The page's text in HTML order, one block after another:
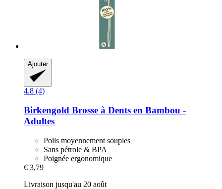
Ajouter
4.8 (4)
Birkengold Brosse à Dents en Bambou -​
Adultes
Poils moyennement souples
Sans pétrole & BPA
Poignée ergonomique
€ 3,79
Livraison jusqu'au 20 août